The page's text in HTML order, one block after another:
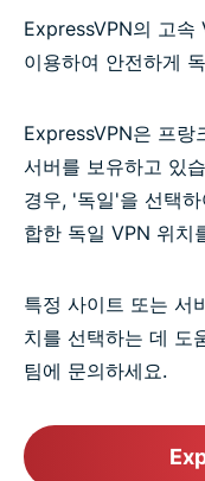
ExpressVPN for
Get ExpressVPN
ExpressVPN의 고속
이용하여 안전하게
ExpressVPN은 프랑
서버를 보유하고 있
경우, '독일'을 선택
합한 독일 VPN 위치
특정 사이트 또는 서
치를 선택하는 데 도
팀에 문의하세요.